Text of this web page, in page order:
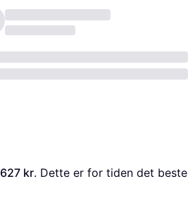
627 kr. Dette er for tiden det beste